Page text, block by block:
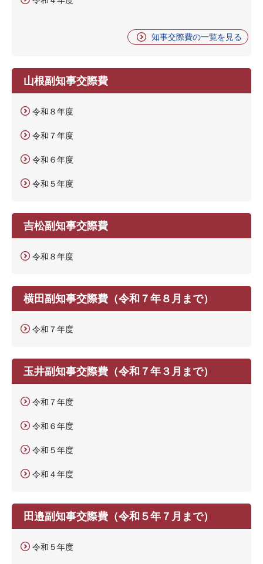
知事交際費の一覧を見る
山根副知事交際費
令和８年度
令和７年度
令和６年度
令和５年度
吉松副知事交際費
令和８年度
横田副知事交際費（令和７年８月まで）
令和７年度
玉井副知事交際費（令和７年３月まで）
令和７年度
令和６年度
令和５年度
令和４年度
田邉副知事交際費（令和５年７月まで）
令和５年度